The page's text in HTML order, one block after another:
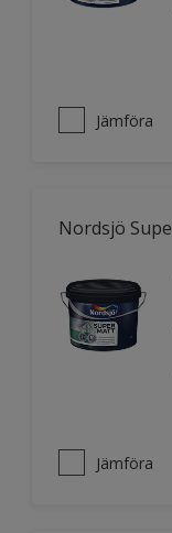
Jämföra
Nordsjö
Jämföra